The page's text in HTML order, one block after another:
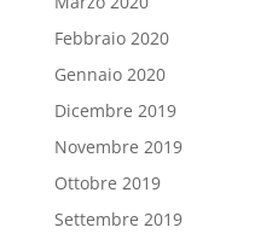
Febbraio 2020
Gennaio 2020
Dicembre 2019
Novembre 2019
Ottobre 2019
Settembre 2019